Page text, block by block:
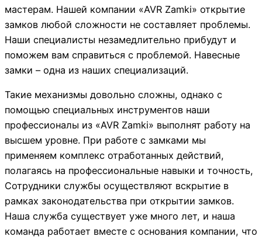
мастерам. Нашей компании «AVR Zamki» открытие
замков любой сложности не составляет проблемы.
Наши специалисты незамедлительно прибудут и
поможем вам справиться с проблемой. Навесные
замки – одна из наших специализаций.
Такие механизмы довольно сложны, однако с
помощью специальных инструментов наши
профессионалы из «AVR Zamki» выполнят работу на
высшем уровне. При работе с замками мы
применяем комплекс отработанных действий,
полагаясь на профессиональные навыки и точность,
Сотрудники службы осуществляют вскрытие в
рамках законодательства при открытии замков.
Наша служба существует уже много лет, и наша
команда работает вместе с основания компании, что